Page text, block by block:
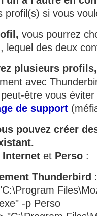
profil(s) si vous
vous pourrez
lequel des deux
plusieurs profils,
avec
être vous
de support
pouvez créer
Internet et Perso :
Thunderbird :
-p Perso